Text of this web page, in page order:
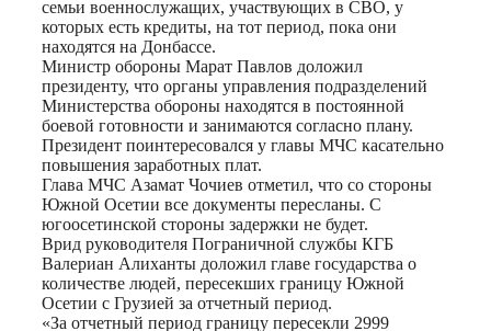
семьи военнослужащих, участвующих в СВО, у
которых есть кредиты, на тот период, пока они
находятся на Донбассе.
Министр обороны Марат Павлов доложил
президенту, что органы управления подразделений
Министерства обороны находятся в постоянной
боевой готовности и занимаются согласно плану.
Президент поинтересовался у главы МЧС касательно
повышения заработных плат.
Глава МЧС Азамат Чочиев отметил, что со стороны
Южной Осетии все документы пересланы. С
югоосетинской стороны задержки не будет.
Врид руководителя Пограничной службы КГБ
Валериан Алиханты доложил главе государства о
количестве людей, пересекших границу Южной
Осетии с Грузией за отчетный период.
«За отчетный период границу пересекли 2999